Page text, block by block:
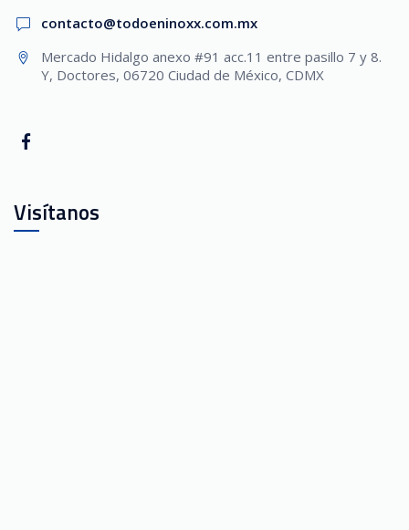
contacto@todoeninoxx.com.mx
Mercado Hidalgo anexo #91 acc.11 entre pasillo 7 y 8.
Y, Doctores, 06720 Ciudad de México, CDMX
Visítanos